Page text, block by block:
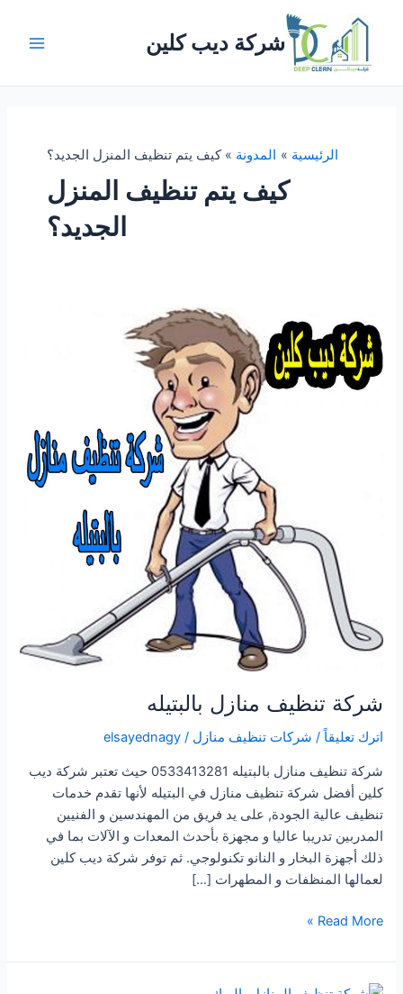
شركة ديب كلين
الرئيسية المدونة كيف يتم تنظيف المنزل الجديد؟
كيف يتم تنظيف المنزل
الجديد؟
شركة تنظيف منازل بالبتيله
اترك تعليقاً / شركات تنظيف منازل /
elsayednagy
شركة تنظيف منازل بالبتيله 0533413281 حيث تعتبر شركة ديب
كلين أفضل شركة تنظيف منازل في البتيله لأنها تقدم خدمات
تنظيف عالية الجودة, على يد فريق من المهندسين و الفنيين
المدربين تدريبا عاليا و مجهزة بأحدث المعدات و الآلات بما في
ذلك أجهزة البخار و النانو تكنولوجي. ثم توفر شركة ديب كلين
لعمالها المنظفات و المطهرات […]
شركة
منازل
بالبتيله
Read More »